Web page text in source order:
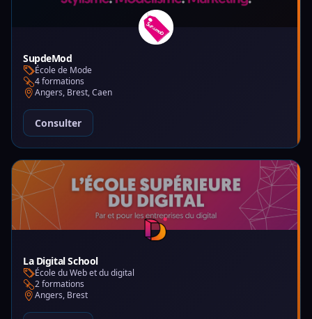
SupdeMod
École de Mode
4 formations
Angers, Brest, Caen
Consulter
La Digital School
École du Web et du digital
2 formations
Angers, Brest